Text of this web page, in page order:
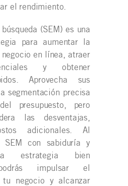
el rendimiento.
(SEM) es una
para aumentar la
en línea, atraer
y obtener
Aprovecha sus
segmentación precisa
presupuesto, pero
las desventajas,
adicionales. Al
SEM con sabiduría y
estrategia bien
impulsar el
negocio y alcanzar